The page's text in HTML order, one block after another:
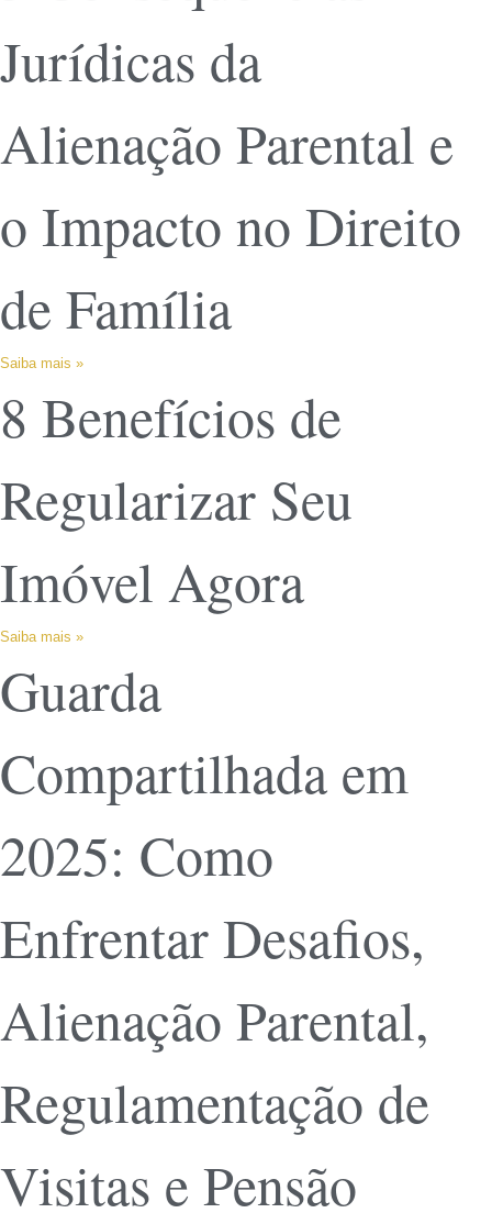
Jurídicas da
Alienação Parental e
o Impacto no Direito
de Família
Saiba mais »
8 Benefícios de
Regularizar Seu
Imóvel Agora
Saiba mais »
Guarda
Compartilhada em
2025: Como
Enfrentar Desafios,
Alienação Parental,
Regulamentação de
Visitas e Pensão